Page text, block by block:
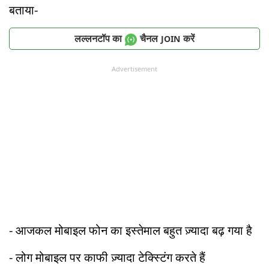
बताया-
लल्लनटॉप का चैनल JOIN करें
Advertisement
- आजकल मोबाइल फोन का इस्तेमाल बहुत ज़्यादा बढ़ गया है
- लोग मोबाइल पर काफी ज़्यादा टेक्स्टिंग करते हैं